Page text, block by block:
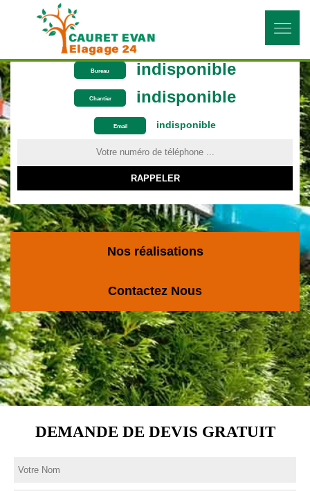
Bureau indisponible
Chantier indisponible
Email indisponible
ON VOUS RAPPELLE GRATUITEMENT
Nos réalisations
Contactez Nous
DEMANDE DE DEVIS GRATUIT